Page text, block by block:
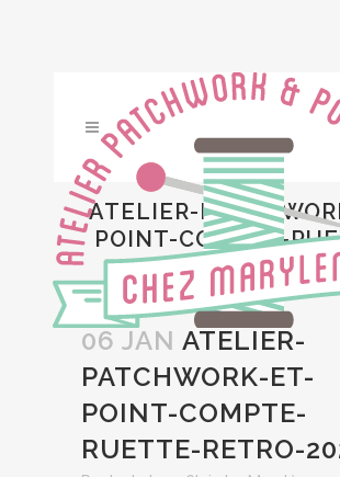
ATELIER-
POINT-COMPTE-
RETRO-2021-7
06 JAN ATELIER-
PATCHWORK-ET-
POINT-COMPTE-
RUETTE-RETRO-